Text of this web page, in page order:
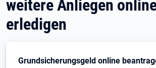
weitere Anliegen
erledigen
Grundsicherungsgeld online